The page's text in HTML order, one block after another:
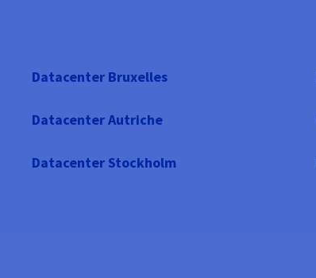
Datacenter Bruxelles
Datacenter Autriche
Datacenter Stockholm